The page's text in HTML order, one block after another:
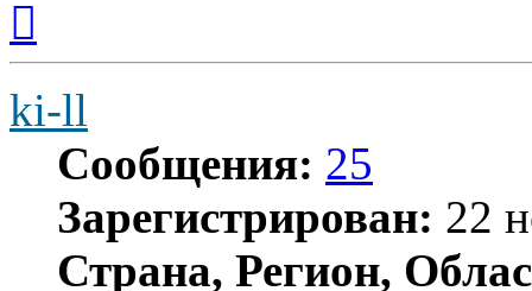
началу
ki-ll
Сообщения: 25
Зарегистрирован: 22
Страна, Регион,